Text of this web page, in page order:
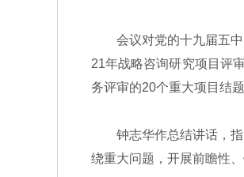
会议对党的十九届五中
21年战略咨询研究项目评
务评审的20个重大项目结题
钟志华作总结讲话，指
绕重大问题，开展前瞻性